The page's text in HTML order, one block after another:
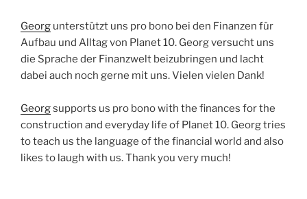
Georg unterstützt uns pro bono bei den Finanzen für
Aufbau und Alltag von Planet 10. Georg versucht uns
die Sprache der Finanzwelt beizubringen und lacht
dabei auch noch gerne mit uns. Vielen vielen Dank!
Georgsupports us pro bono with the finances for the
construction and everyday life of Planet 10. Georg tries
to teach us the language of the financial world and also
likes to laugh with us. Thank you very much!